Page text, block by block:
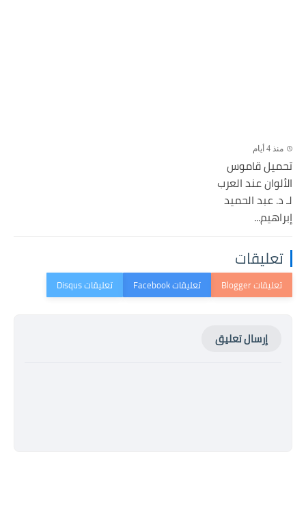
منذ 4 أيام
تحميل قاموس
الألوان عند العرب
لـ د. عبد الحميد
إبراهيم...
تعليقات
إرسال تعليق